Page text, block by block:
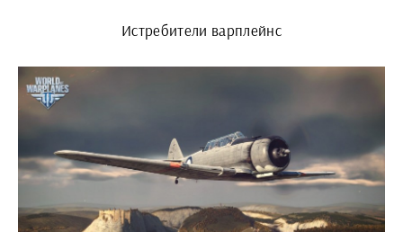
Истребители варплейнс